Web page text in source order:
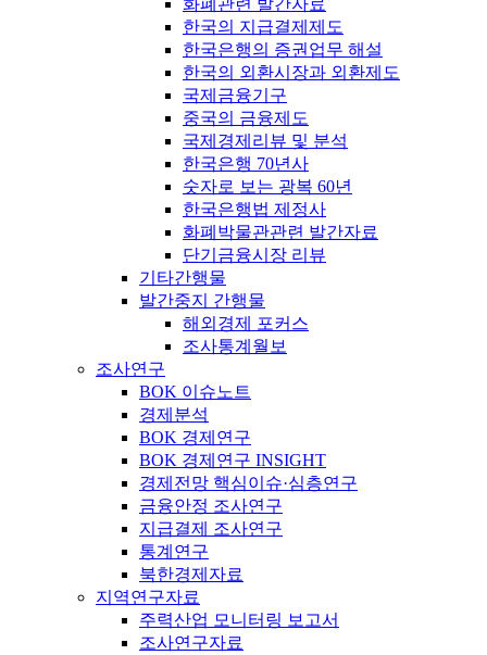
화폐관련 발간자료
한국의 지급결제제도
한국은행의 증권업무 해설
한국의 외환시장과 외환제도
국제금융기구
중국의 금융제도
국제경제리뷰 및 분석
한국은행 70년사
숫자로 보는 광복 60년
한국은행법 제정사
화폐박물관관련 발간자료
단기금융시장 리뷰
기타간행물
발간중지 간행물
해외경제 포커스
조사통계월보
조사연구
BOK 이슈노트
경제분석
BOK 경제연구
BOK 경제연구 INSIGHT
경제전망 핵심이슈·심층연구
금융안정 조사연구
지급결제 조사연구
통계연구
북한경제자료
지역연구자료
주력산업 모니터링 보고서
조사연구자료